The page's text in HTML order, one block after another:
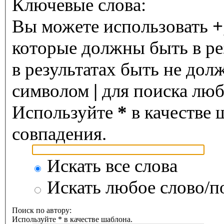
Ключевые слова:
Вы можете использовать +
которые должны быть в
в результатах быть не
символом | для поиска
Используйте * в качестве
совпадения.
Искать все слова
Искать любое слово/
Поиск по автору:
Используйте * в качестве шаблона.